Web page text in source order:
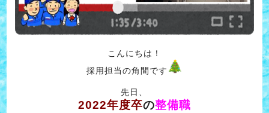
こんにちは！
採用担当の角間です
先日、
2022年度卒の整備職